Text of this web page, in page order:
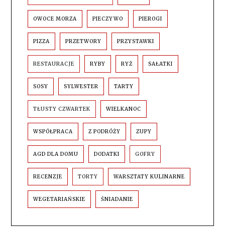
OWOCE MORZA PIECZYWO PIEROGI
PIZZA PRZETWORY PRZYSTAWKI
RESTAURACJE RYBY RYŻ SAŁATKI
SOSY SYLWESTER TARTY
TŁUSTY CZWARTEK WIELKANOC
WSPÓŁPRACA Z PODRÓŻY ZUPY
AGD DLA DOMU DODATKI GOFRY
RECENZJE TORTY WARSZTATY KULINARNE
WEGETARIAŃSKIE ŚNIADANIE